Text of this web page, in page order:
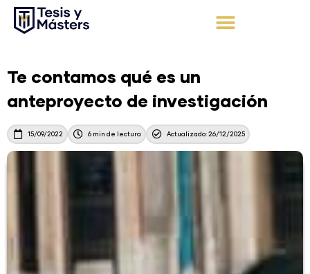
Te contamos qué es un
anteproyecto de investigación
15/09/2022 6 min de lectura Actualizado: 26/12/2025